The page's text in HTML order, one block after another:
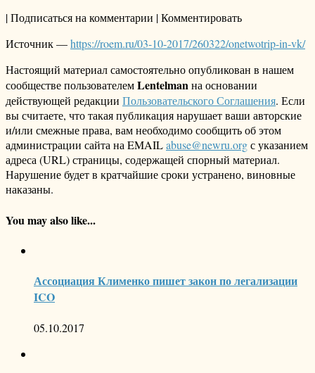
| Подписаться на комментарии | Комментировать
Источник —https://roem.ru/03-10-2017/260322/onetwotrip-in-vk/
Настоящий материал самостоятельно опубликован в нашем
сообществе пользователемLentelmanна основании
действующей редакции Пользовательского Соглашения. Если
вы считаете, что такая публикация нарушает ваши авторские
и/или смежные права, вам необходимо сообщить об этом
администрации сайта на EMAILabuse@newru.orgс указанием
адреса (URL) страницы, содержащей спорный материал.
Нарушение будет в кратчайшие сроки устранено, виновные
наказаны.
You may also like...
Ассоциация Клименко пишет закон по легализации
ICO
05.10.2017